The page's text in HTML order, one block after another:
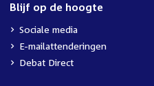
Blijf op de hoogte
Sociale media
E-mailattenderingen
Debat Direct